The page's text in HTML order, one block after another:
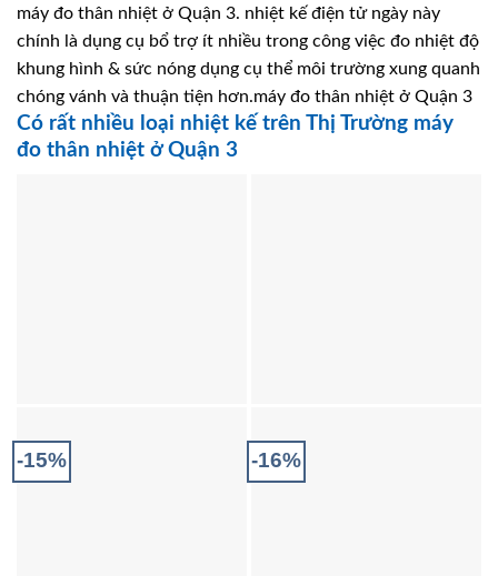
máy đo thân nhiệt ở Quận 3. nhiệt kế điện tử ngày này
chính là dụng cụ bổ trợ ít nhiều trong công việc đo nhiệt độ
khung hình & sức nóng dụng cụ thể môi trường xung quanh
chóng vánh và thuận tiện hơn.máy đo thân nhiệt ở Quận 3
Có rất nhiều loại nhiệt kế trên Thị Trường máy
đo thân nhiệt ở Quận 3
-15% -16%